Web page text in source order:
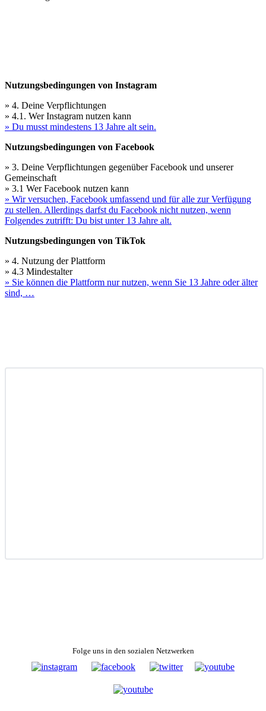
Nutzungsbedingungen von Instagram
» 4. Deine Verpflichtungen
» 4.1. Wer Instagram nutzen kann
» Du musst mindestens 13 Jahre alt sein.
Nutzungsbedingungen von Facebook
» 3. Deine Verpflichtungen gegenüber Facebook und unserer
Gemeinschaft
» 3.1 Wer Facebook nutzen kann
» Wir versuchen, Facebook umfassend und für alle zur Verfügung
zu stellen. Allerdings darfst du Facebook nicht nutzen, wenn
Folgendes zutrifft: Du bist unter 13 Jahre alt.
Nutzungsbedingungen von TikTok
» 4. Nutzung der Plattform
» 4.3 Mindestalter
» Sie können die Plattform nur nutzen, wenn Sie 13 Jahre oder älter
sind, …
Folge uns in den sozialen Netzwerken